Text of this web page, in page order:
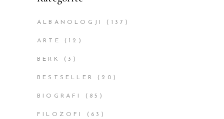
ALBANOLOGJI (137)
ARTE (12)
BERK (3)
BESTSELLER (20)
BIOGRAFI (85)
FILOZOFI (63)